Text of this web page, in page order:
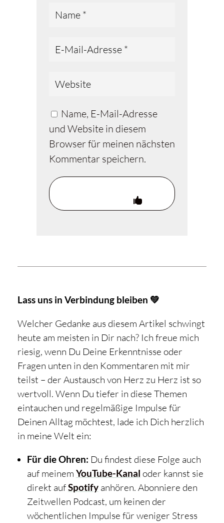
Name, E-Mail-Adresse
und Website in diesem
Browser für meinen nächsten
Kommentar speichern.
Lass uns in Verbindung bleiben 💚
Welcher Gedanke aus diesem Artikel schwingt
heute am meisten in Dir nach? Ich freue mich
riesig, wenn Du Deine Erkenntnisse oder
Fragen unten in den Kommentaren mit mir
teilst – der Austausch von Herz zu Herz ist so
wertvoll. Wenn Du tiefer in diese Themen
eintauchen und regelmäßige Impulse für
Deinen Alltag möchtest, lade ich Dich herzlich
in meine Welt ein:
Für die Ohren: Du findest diese Folge auch
auf meinem YouTube-Kanal oder kannst sie
direkt aufSpotifyanhören. Abonniere den
Zeitwellen Podcast, um keinen der
wöchentlichen Impulse für weniger Stress